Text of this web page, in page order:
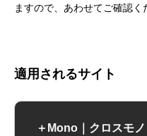
ますので、あわせてご確認く
適用されるサイト
＋Mono｜クロスモノ